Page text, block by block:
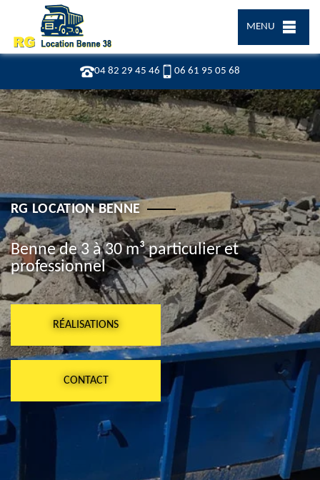
04 82 29 45 46 06 61 95 05 68
MENU
RG LOCATION BENNE
Benne de 3 à 30 m³ particulier et
professionnel
RÉALISATIONS
CONTACT